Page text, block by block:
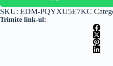
SKU: EDM-PQYXU5E7KC
Trimite link-ul: